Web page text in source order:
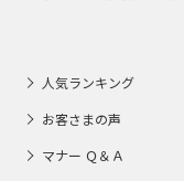
人気ランキング
お客さまの声
マナー Ｑ＆Ａ